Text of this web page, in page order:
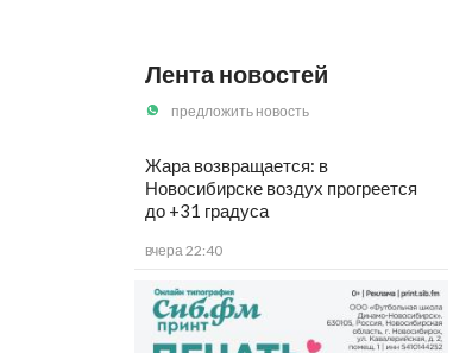
Лента новостей
предложить новость
Жара возвращается: в
Новосибирске воздух прогреется
до +31 градуса
вчера 22:40